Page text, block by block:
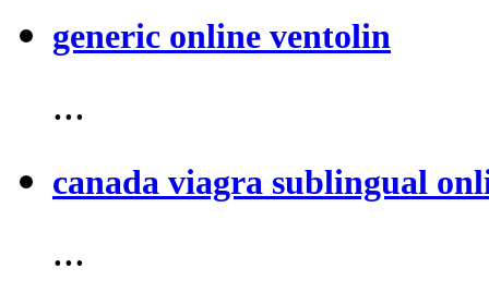
generic online ventolin
...
canada viagra sublingual
...